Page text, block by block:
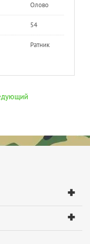
Олово
54
Ратник
+
+